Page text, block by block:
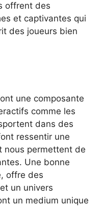
offrent des
et captivantes qui
des joueurs bien
une composante
comme les
dans des
ressentir une
nous permettent de
Une bonne
offre des
un univers
un medium unique